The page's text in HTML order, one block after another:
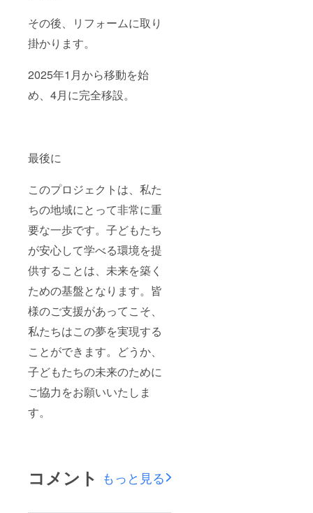
その後、リフォームに取り
掛かります。
2025年1月から移動を始
め、4月に完全移設。
最後に
このプロジェクトは、私た
ちの地域にとって非常に重
要な一歩です。子どもたち
が安心して学べる環境を提
供することは、未来を築く
ための基盤となります。皆
様のご支援があってこそ、
私たちはこの夢を実現する
ことができます。どうか、
子どもたちの未来のために
ご協力をお願いいたしま
す。
コメント もっと見る